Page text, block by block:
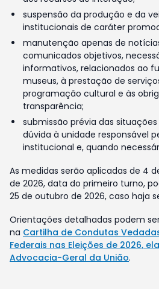
suspensão da produção e da
institucionais de caráter
manutenção apenas de
comunicados objetivos,
informativos, relacionados ao
museus, à prestação de
programação cultural e às
transparência;
submissão prévia das
dúvida à unidade responsável
institucional e, quando
As medidas serão aplicadas de 4
de 2026, data do primeiro turno,
25 de outubro de 2026, caso haja
Orientações detalhadas podem
na Cartilha de Condutas
Federais nas Eleições de 2026,
Advocacia-Geral da União.